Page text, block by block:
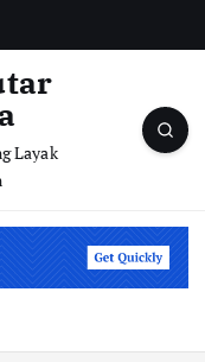
Layak